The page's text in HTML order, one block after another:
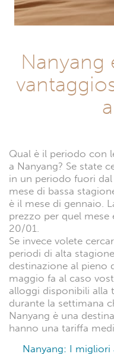
Nanyang
Qual è il periodo con
a Nanyang? Se state
in un periodo fuori
mese di bassa
è il mese di gennaio.
prezzo per quel mese
20/01.
Se invece volete
periodi di alta
destinazione al pieno
maggio fa al caso
alloggi disponibili alla
durante la settimana
Nanyang è una
hanno una tariffa
Nanyang: I